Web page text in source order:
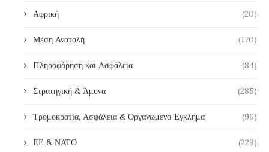
Αφρική (20)
Μέση Ανατολή (170)
Πληροφόρηση και Ασφάλεια (84)
Στρατηγική & Άμυνα (285)
Τρομοκρατία, Ασφάλεια & Οργανωμένο Έγκλημα (96)
ΕΕ & ΝΑΤΟ (229)